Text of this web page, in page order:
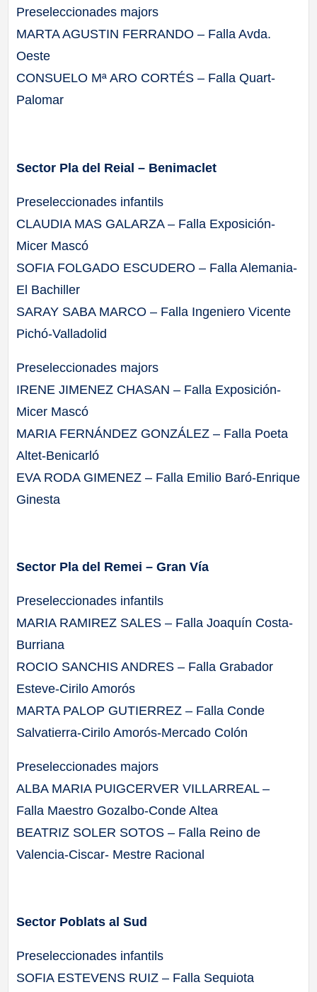
Preseleccionades majors
MARTA AGUSTIN FERRANDO – Falla Avda.
Oeste
CONSUELO Mª ARO CORTÉS – Falla Quart-
Palomar
Sector Pla del Reial – Benimaclet
Preseleccionades infantils
CLAUDIA MAS GALARZA – Falla Exposición-
Micer Mascó
SOFIA FOLGADO ESCUDERO – Falla Alemania-
El Bachiller
SARAY SABA MARCO – Falla Ingeniero Vicente
Pichó-Valladolid
Preseleccionades majors
IRENE JIMENEZ CHASAN – Falla Exposición-
Micer Mascó
MARIA FERNÁNDEZ GONZÁLEZ – Falla Poeta
Altet-Benicarló
EVA RODA GIMENEZ – Falla Emilio Baró-Enrique
Ginesta
Sector Pla del Remei – Gran Vía
Preseleccionades infantils
MARIA RAMIREZ SALES – Falla Joaquín Costa-
Burriana
ROCIO SANCHIS ANDRES – Falla Grabador
Esteve-Cirilo Amorós
MARTA PALOP GUTIERREZ – Falla Conde
Salvatierra-Cirilo Amorós-Mercado Colón
Preseleccionades majors
ALBA MARIA PUIGCERVER VILLARREAL –
Falla Maestro Gozalbo-Conde Altea
BEATRIZ SOLER SOTOS – Falla Reino de
Valencia-Ciscar- Mestre Racional
Sector Poblats al Sud
Preseleccionades infantils
SOFIA ESTEVENS RUIZ – Falla Sequiota